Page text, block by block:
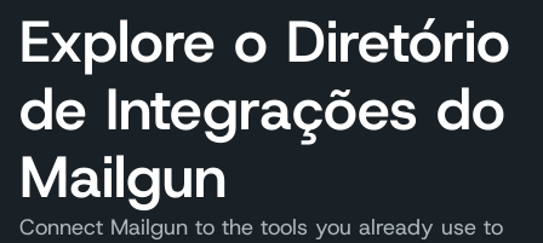
Explore o Diretório
de Integrações do
Mailgun
Connect Mailgun to the tools you already use to